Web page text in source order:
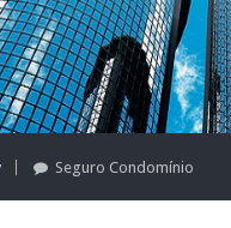
Seguro Condomínio